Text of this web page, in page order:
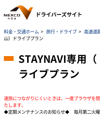
料金・交通ホーム > 旅行・ドライブ > 高速道
山）ドライブプラン
STAYNAVI専用
ライブプラン
速旅につながりにくいときは、一度ブラウザを
たします。
◆定期メンテナンスのお知らせ◆ 毎月第二火